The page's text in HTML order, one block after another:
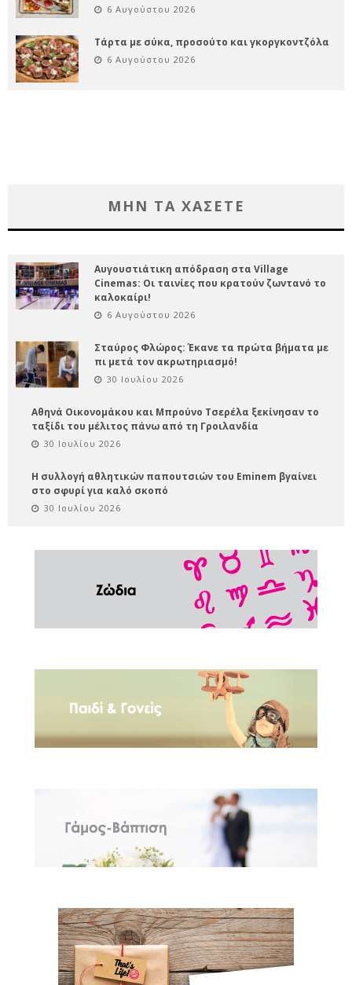
6 Αυγούστου 2026
Τάρτα με σύκα, προσούτο και γκοργκοντζόλα
6 Αυγούστου 2026
ΜΗΝ ΤΑ ΧΑΣΕΤΕ
Αυγουστιάτικη απόδραση στα Village
Cinemas: Οι ταινίες που κρατούν ζωντανό το
καλοκαίρι!
6 Αυγούστου 2026
Σταύρος Φλώρος: Έκανε τα πρώτα βήματα με
πι μετά τον ακρωτηριασμό!
30 Ιουλίου 2026
Αθηνά Οικονομάκου και Μπρούνο Τσερέλα ξεκίνησαν το
ταξίδι του μέλιτος πάνω από τη Γροιλανδία
30 Ιουλίου 2026
Η συλλογή αθλητικών παπουτσιών του Eminem βγαίνει
στο σφυρί για καλό σκοπό
30 Ιουλίου 2026